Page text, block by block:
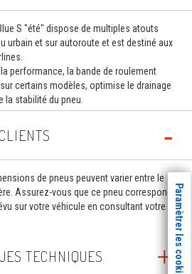
S "été" dispose de multiples atouts
urbain et sur autoroute et est destiné aux
performance, la bande de roulement
certains modèles, optimise le drainage
la stabilité du pneu.
de pneus peuvent varier entre le
Assurez-vous que ce pneu correspond
sur votre véhicule en consultant votre
TECHNIQUES Paramètrer les cookies